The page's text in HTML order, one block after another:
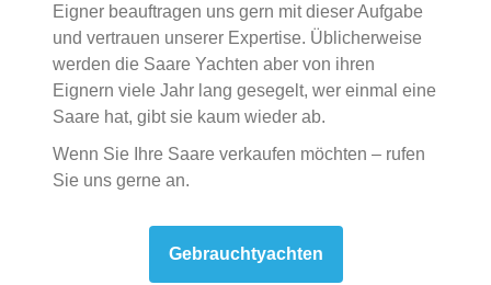
Eigner beauftragen uns gern mit dieser Aufgabe
und vertrauen unserer Expertise. Üblicherweise
werden die Saare Yachten aber von ihren
Eignern viele Jahr lang gesegelt, wer einmal eine
Saare hat, gibt sie kaum wieder ab.
Wenn Sie Ihre Saare verkaufen möchten – rufen
Sie uns gerne an.
Gebrauchtyachten